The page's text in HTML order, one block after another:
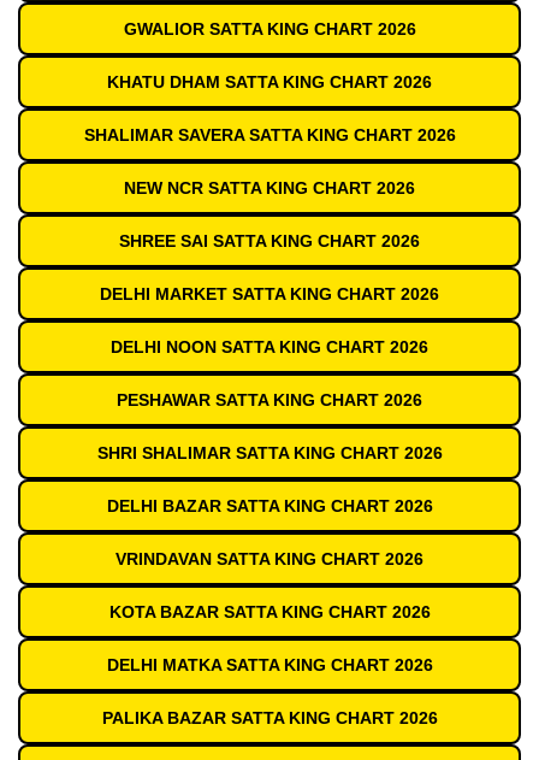
GWALIOR SATTA KING CHART 2026
KHATU DHAM SATTA KING CHART 2026
SHALIMAR SAVERA SATTA KING CHART 2026
NEW NCR SATTA KING CHART 2026
SHREE SAI SATTA KING CHART 2026
DELHI MARKET SATTA KING CHART 2026
DELHI NOON SATTA KING CHART 2026
PESHAWAR SATTA KING CHART 2026
SHRI SHALIMAR SATTA KING CHART 2026
DELHI BAZAR SATTA KING CHART 2026
VRINDAVAN SATTA KING CHART 2026
KOTA BAZAR SATTA KING CHART 2026
DELHI MATKA SATTA KING CHART 2026
PALIKA BAZAR SATTA KING CHART 2026